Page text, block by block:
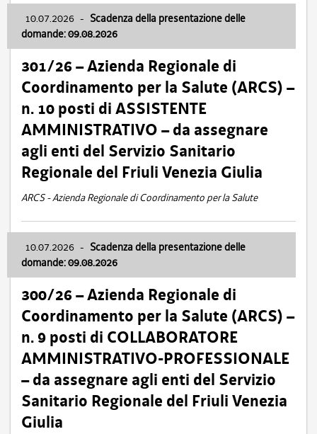
10.07.2026 - Scadenza della presentazione delle
domande: 09.08.2026
301/26 – Azienda Regionale di
Coordinamento per la Salute (ARCS) –
n. 10 posti di ASSISTENTE
AMMINISTRATIVO – da assegnare
agli enti del Servizio Sanitario
Regionale del Friuli Venezia Giulia
ARCS - Azienda Regionale di Coordinamento per la Salute
10.07.2026 - Scadenza della presentazione delle
domande: 09.08.2026
300/26 – Azienda Regionale di
Coordinamento per la Salute (ARCS) –
n. 9 posti di COLLABORATORE
AMMINISTRATIVO-PROFESSIONALE
– da assegnare agli enti del Servizio
Sanitario Regionale del Friuli Venezia
Giulia